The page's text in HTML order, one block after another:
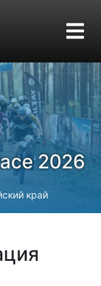
2026
край